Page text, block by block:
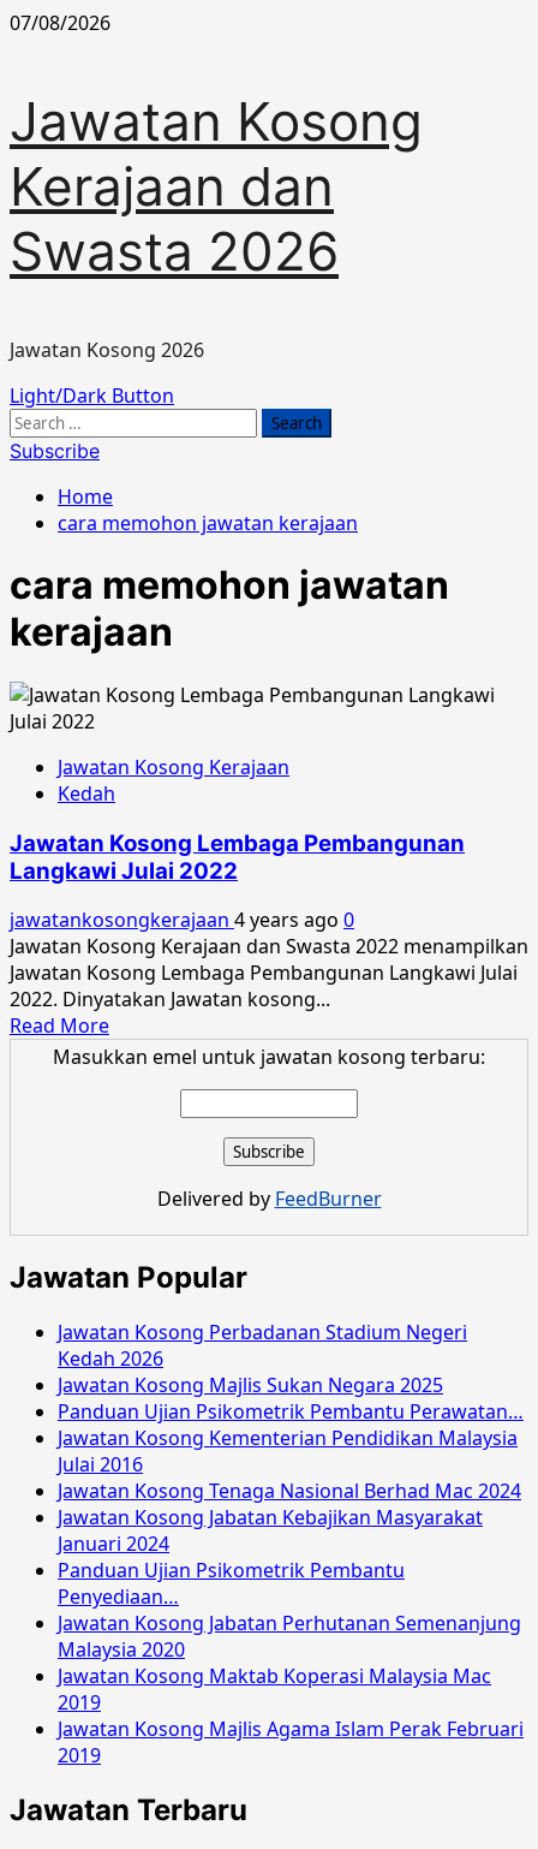
Skip
07/08/2026
Jawatan Kosong
Kerajaan dan
Swasta 2026
Jawatan Kosong 2026
Primary
Menu
Light/Dark Button
Search
for:
Subscribe
Home
cara memohon jawatan kerajaan
cara memohon jawatan
kerajaan
Jawatan Kosong Kerajaan
Kedah
Jawatan Kosong Lembaga Pembangunan
Langkawi Julai 2022
jawatankosongkerajaan 4 years ago 0
Jawatan Kosong Kerajaan dan Swasta 2022 menampilkan
Jawatan Kosong Lembaga Pembangunan Langkawi Julai
2022. Dinyatakan Jawatan kosong...
Read MoreRead
more
Langkawi
Julai
2022
Masukkan emel untuk jawatan kosong terbaru:
Delivered by FeedBurner
Jawatan Popular
Jawatan Kosong Perbadanan Stadium Negeri
Kedah 2026
Jawatan Kosong Majlis Sukan Negara 2025
Panduan Ujian Psikometrik Pembantu Perawatan…
Jawatan Kosong Kementerian Pendidikan Malaysia
Julai 2016
Jawatan Kosong Tenaga Nasional Berhad Mac 2024
Jawatan Kosong Jabatan Kebajikan Masyarakat
Januari 2024
Panduan Ujian Psikometrik Pembantu
Penyediaan…
Jawatan Kosong Jabatan Perhutanan Semenanjung
Malaysia 2020
Jawatan Kosong Maktab Koperasi Malaysia Mac
2019
Jawatan Kosong Majlis Agama Islam Perak Februari
2019
Jawatan Terbaru